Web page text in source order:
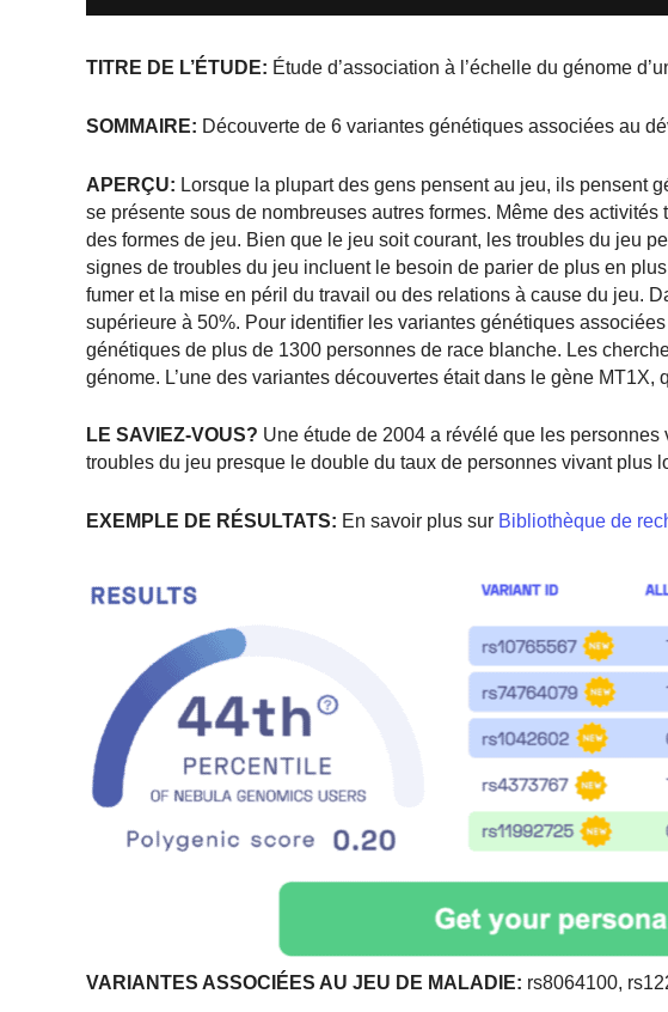
TITRE DE L’ÉTUDE: Étude d’association à l’échelle du génome
SOMMAIRE: Découverte de 6 variantes génétiques associées au
APERÇU: Lorsque la plupart des gens pensent au jeu, ils pensent
se présente sous de nombreuses autres formes. Même des
des formes de jeu. Bien que le jeu soit courant, les troubles du jeu
signes de troubles du jeu incluent le besoin de parier de plus en
fumer et la mise en péril du travail ou des relations à cause du jeu.
supérieure à 50%. Pour identifier les variantes génétiques
génétiques de plus de 1300 personnes de race blanche. Les
génome. L’une des variantes découvertes était dans le gène
LE SAVIEZ-VOUS? Une étude de 2004 a révélé que les
troubles du jeu presque le double du taux de personnes vivant plus
EXEMPLE DE RÉSULTATS: En savoir plus sur Bibliothèque de
VARIANTES ASSOCIÉES AU JEU DE MALADIE: rs8064100,